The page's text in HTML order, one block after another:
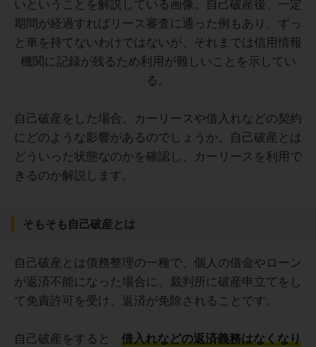
自己破産をした場合、カーリースや借入れなどの契約
にどのような影響があるのでしょうか。自己破産とは
どういった状態なのかを確認し、カーリースを利用で
きるのか解説します。
そもそも自己破産とは
自己破産とは債務整理の一種で、個人の借金やローン
が返済不能になった場合に、裁判所に破産申立てをし
て免責許可を受け、返済が免除されることです。
自己破産をすると
借入れなどの返済義務はなくなり